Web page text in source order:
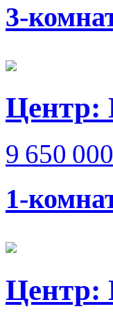
3-
Центр:
9 650
1-
Центр: